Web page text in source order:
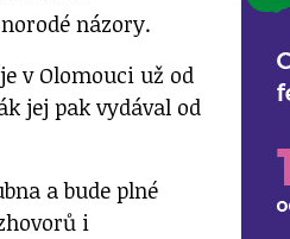
názory.
v Olomouci už od
jej pak vydával od
a bude plné
i